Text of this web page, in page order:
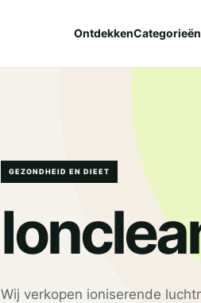
OntdekkenCategorieën
GEZONDHEID EN DIEET
Wij verkopen ioniserende